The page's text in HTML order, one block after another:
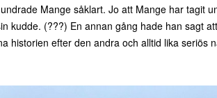
Mange såklart. Jo att Mange har tagit
kudde. (???) En annan gång hade han sagt
historien efter den andra och alltid lika seriös